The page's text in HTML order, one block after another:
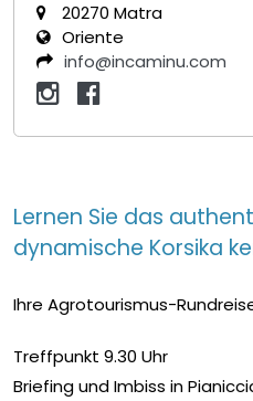
20270 Matra
Oriente
info@incaminu.com
Lernen Sie das
dynamische Korsika
Ihre Agrotourismus-
Treffpunkt 9.30 Uhr
Briefing und Imbiss in